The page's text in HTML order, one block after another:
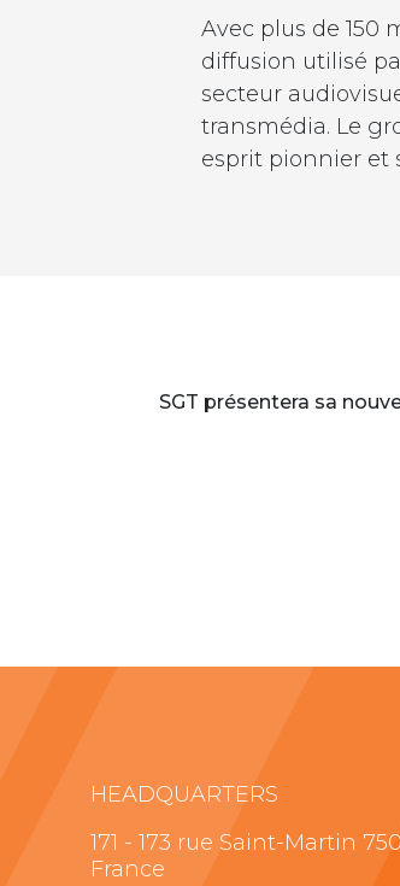
Avec plus de 150
diffusion utilisé
secteur
transmédia. Le
esprit pionnier et
SGT présentera sa
HEADQUARTERS
171 - 173 rue Saint-Martin
France